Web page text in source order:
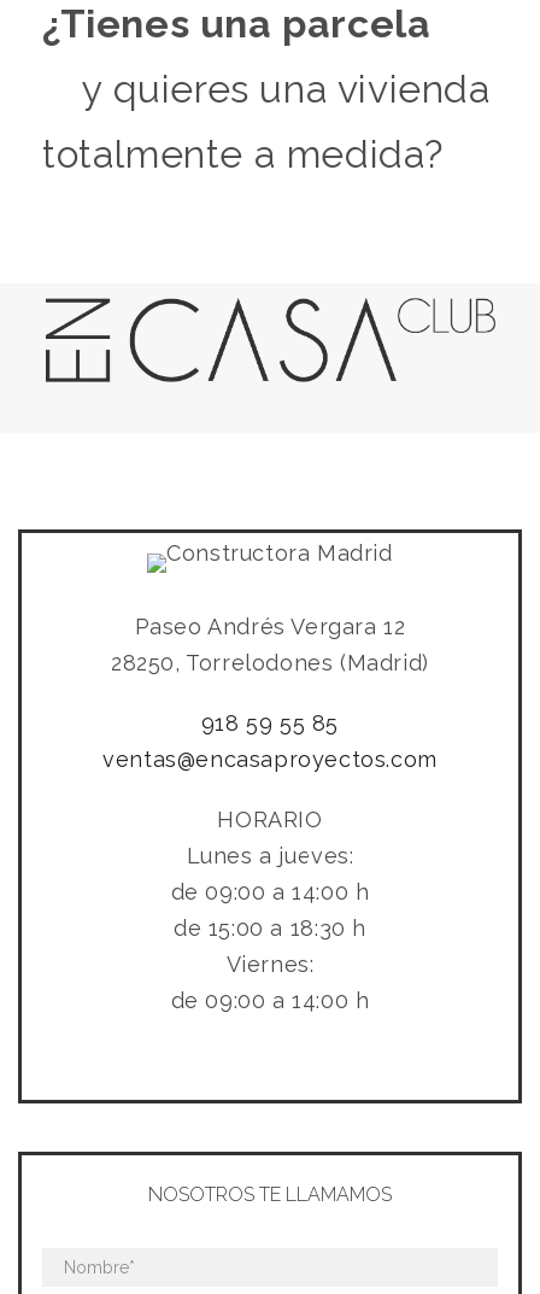
¿Tienes una parcela
y quieres una vivienda
totalmente a medida?
Paseo Andrés Vergara12
28250, Torrelodones (Madrid)
918 59 55 85
ventas@encasaproyectos.com
HORARIO
Lunes a jueves:
de09:00 a14:00 h
de 15:00 a 18:30 h
Viernes:
de09:00 a14:00 h
NOSOTROS TE LLAMAMOS